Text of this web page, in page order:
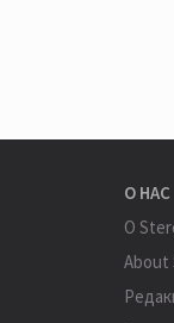
О НАС
О
About